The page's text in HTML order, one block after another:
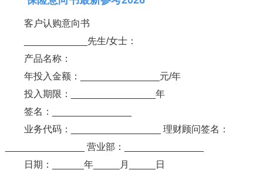
客户认购意向书
____________先生/女士：
产品名称：
年投入金额：_______________元/年
投入期限：________________年
签名：_______________
业务代码：_________________ 理财顾问签名：
_______________ 营业部：_______________
日期：______年_____月_____日